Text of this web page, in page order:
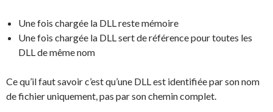
Une fois chargée la DLL reste mémoire
Une fois chargée la DLL sert de référence pour toutes les
DLL de même nom
Ce qu’il faut savoir c’est qu’une DLL est identifiée par son nom
de fichier uniquement, pas par son chemin complet.